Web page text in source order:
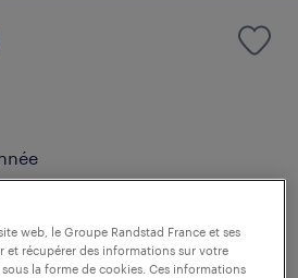
web, le Groupe Randstad France et ses
et récupérer des informations sur votre
la forme de cookies. Ces informations